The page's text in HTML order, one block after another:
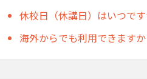
休校日（休講日）はいつです
海外からでも利用できますか